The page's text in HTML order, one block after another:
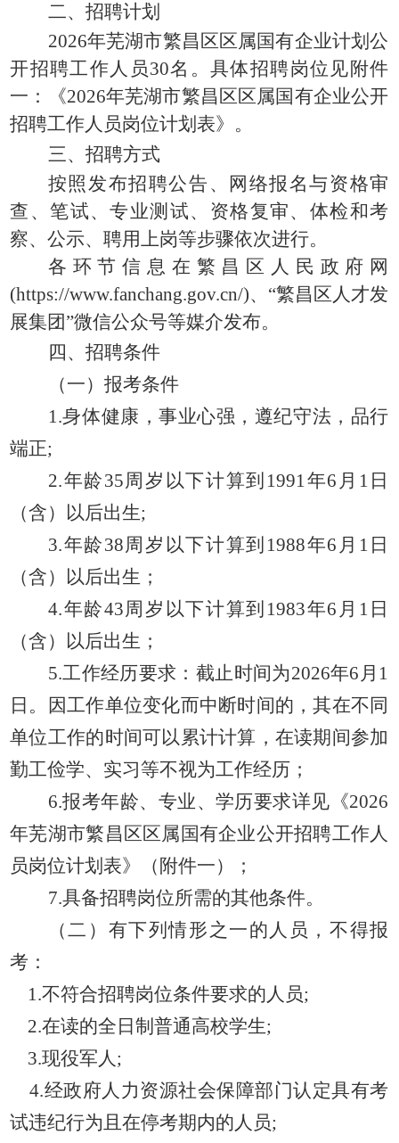
二、招聘计划
2026年芜湖市繁昌区区属国有企业计划公
开招聘工作人员30名 。具体招聘岗位见附件
一：
《2026年芜湖市繁昌区区属国有企业公开
招聘工作人员岗位计划表》。
三、招聘方式
按照发布招聘公告、网络报名与资格审
查、笔试、专业测试、资格复审、体检和考
察、公示、聘用上岗等步骤依次进行。
各环节信息在繁昌区人民政府网
(https://www.fanchang.gov.cn/)、“繁昌区人才发
展集团”微信公众号等媒介发布。
四、招聘条件
（一）报考条件
1.身体健康，事业心强，遵纪守法，品行
端正;
2.年龄35周岁以下计算到 1991年6 月 1日
（含） 以后出生;
3.年龄38周岁以下计算到1988年6月1日
（含） 以后出生 ；
4.年龄43周岁以下计算到1983年6月1日
（含） 以后出生 ；
5.工作经历要求：截止时间为2026年6月1
日。因工作单位变化而中断时间的，其在不同
单位工作的时间可以累计计算，在读期间参加
勤工俭学、实习等不视为工作经历；
6.报考年龄、专业、学历要求详见《2026
年芜湖市繁昌区区属国有企业公开招聘工作人
员岗位计划表》（附件一）；
7.具备招聘岗位所需的其他条件。
（二）有下列情形之一的人员，不得报
考：
1.不符合招聘岗位条件要求的人员;
2.在读的全日制普通高校学生;
3.现役军人;
4.经政府人力资源社会保障部门认定具有考
试违纪行为且在停考期内的人员;